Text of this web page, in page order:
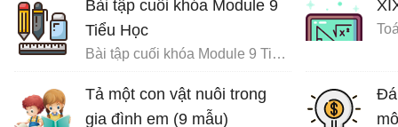
Bài tập cuối khóa Module 9
Tiểu Học
Bài tập cuối khóa Module 9 Tiểu Học đầy đủ
Tả một con vật nuôi trong
gia đình em (9 mẫu)